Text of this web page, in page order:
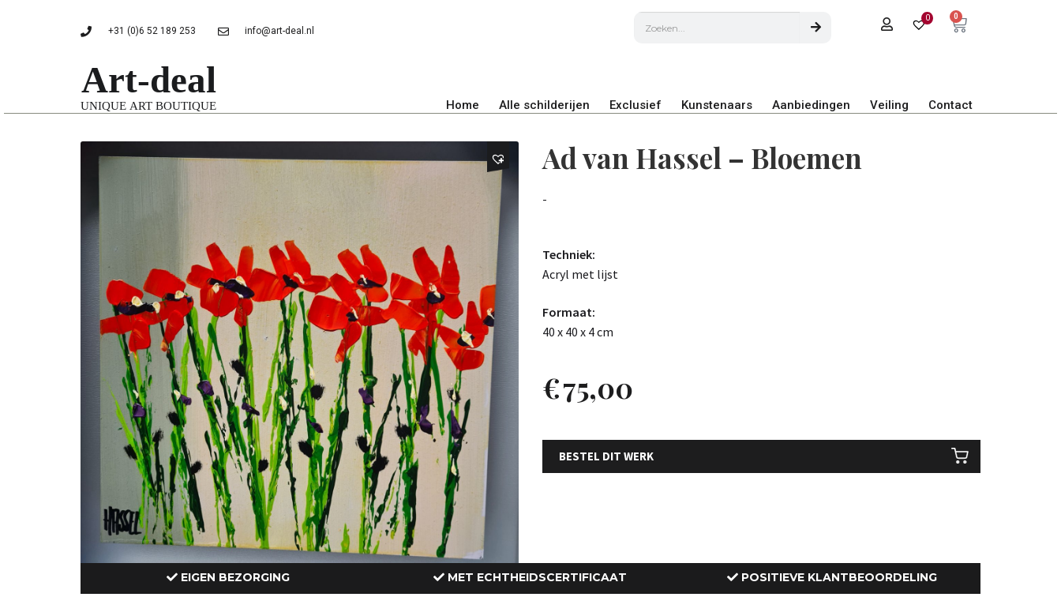
+31 (0)6 52 189 253 info@art-deal.nl
0 0
Home Alle schilderijen Exclusief Kunstenaars Aanbiedingen Veiling Contact
Ad van Hassel – Bloemen
-
Techniek:
Acryl met lijst
Formaat:
40 x 40 x 4 cm
€75,00
BESTEL DIT WERK
EIGEN BEZORGING MET ECHTHEIDSCERTIFICAAT POSITIEVE KLANTBEOORDELING